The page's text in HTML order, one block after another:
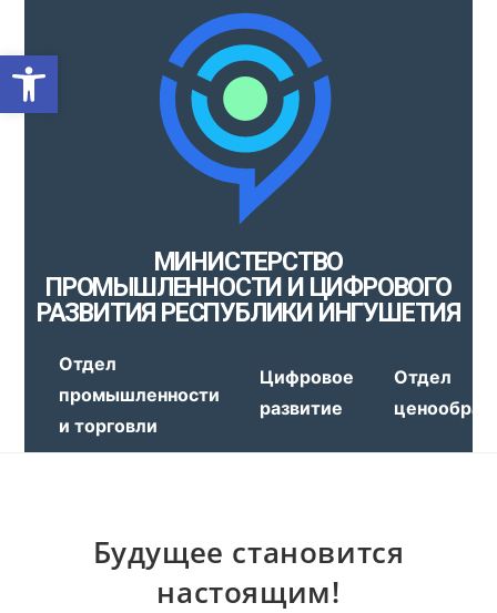
Открыть панель
МИНИСТЕРСТВО
ПРОМЫШЛЕННОСТИ И ЦИФРОВОГО
РАЗВИТИЯ РЕСПУБЛИКИ ИНГУШЕТИЯ
Отдел
промышленности
и торговли
Цифровое
развитие
Отдел
Будущее становится
настоящим!